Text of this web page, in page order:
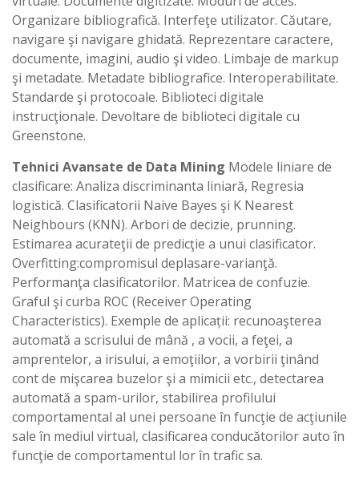
Organizare bibliografică. Interfeţe utilizator. Căutare,
navigare şi navigare ghidată. Reprezentare caractere,
documente, imagini, audio şi video. Limbaje de markup
şi metadate. Metadate bibliografice. Interoperabilitate.
Standarde şi protocoale. Biblioteci digitale
instrucţionale. Devoltare de biblioteci digitale cu
Greenstone.
Tehnici Avansate de Data Mining Modele liniare de
clasificare: Analiza discriminanta liniară, Regresia
logistică. Clasificatorii Naive Bayes şi K Nearest
Neighbours (KNN). Arbori de decizie, prunning.
Estimarea acurateţii de predicţie a unui clasificator.
Overfitting:compromisul deplasare-varianţă.
Performanţa clasificatorilor. Matricea de confuzie.
Graful şi curba ROC (Receiver Operating
Characteristics). Exemple de aplicații: recunoaşterea
automată a scrisului de mână , a vocii, a feţei, a
amprentelor, a irisului, a emoţiilor, a vorbirii ţinând
cont de mişcarea buzelor şi a mimicii etc., detectarea
automată a spam-urilor, stabilirea profilului
comportamental al unei persoane în funcţie de acţiunile
sale în mediul virtual, clasificarea conducătorilor auto în
funcţie de comportamentul lor în trafic sa.